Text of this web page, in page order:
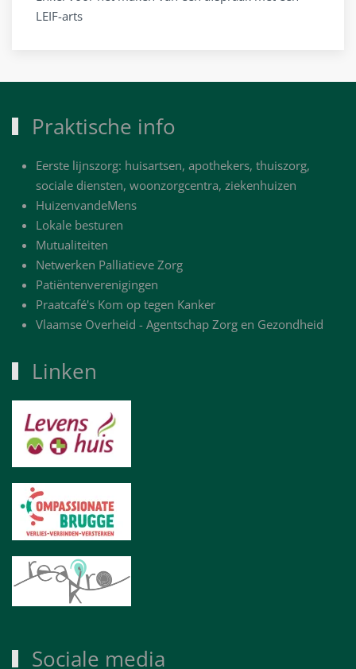
LEIF-arts
Praktische info
Eerste lijnszorg: huisartsen, apothekers, thuiszorg,
sociale diensten, woonzorgcentra, ziekenhuizen
HuizenvandeMens
Lokale besturen
Mutualiteiten
Netwerken Palliatieve Zorg
Patiëntenverenigingen
Praatcafé's Kom op tegen Kanker
Vlaamse Overheid - Agentschap Zorg en Gezondheid
Linken
Sociale media